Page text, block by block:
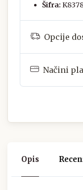
Šifra:
Opcije
Načini
Opis